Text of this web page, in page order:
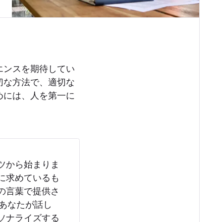
スを期待してい
方法で、適切な
は、人を第一に
から始まりま
求めているも
言葉で提供さ
なたが話し
ナライズする